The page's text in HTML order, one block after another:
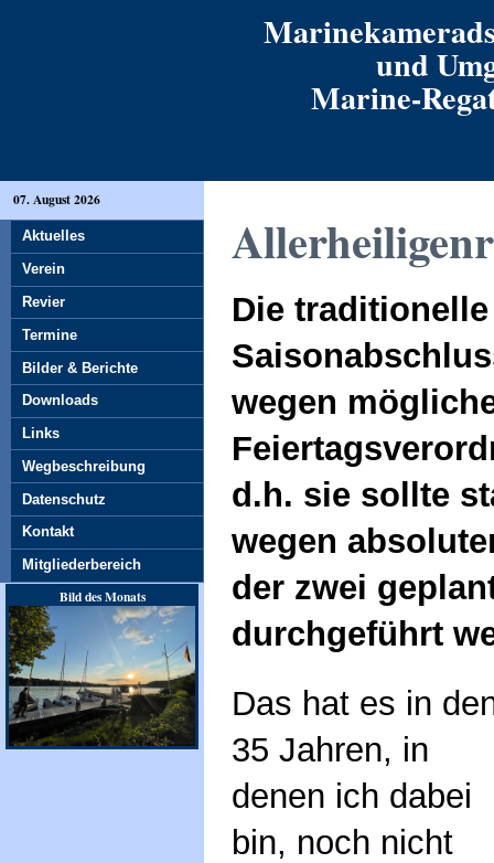
und
Marine-
Die
wegen
d.h. sie sollte
wegen
der zwei
durchgeführt
Das hat es in
35 Jahren, in
denen ich dabei
bin, noch nicht
07. August 2026
Aktuelles
Verein
Revier
Termine
Bilder & Berichte
Downloads
Links
Wegbeschreibung
Datenschutz
Kontakt
Mitgliederbereich
Bild des Monats